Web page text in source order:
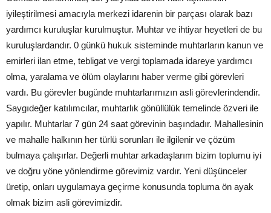
iyileştirilmesi amacıyla merkezi idarenin bir parçası olarak bazı
yardımcı kuruluşlar kurulmuştur. Muhtar ve ihtiyar heyetleri de bu
kuruluşlardandır. 0 günkü hukuk sisteminde muhtarların kanun ve
emirleri ilan etme, tebligat ve vergi toplamada idareye yardımcı
olma, yaralama ve ölüm olaylarını haber verme gibi görevleri
vardı. Bu görevler bugünde muhtarlarımızın asli görevlerindendir.
Saygıdeğer katılımcılar, muhtarlık gönüllülük temelinde özveri ile
yapılır. Muhtarlar 7 gün 24 saat görevinin başındadır. Mahallesinin
ve mahalle halkının her türlü sorunları ile ilgilenir ve çözüm
bulmaya çalışırlar. Değerli muhtar arkadaşlarım bizim toplumu iyi
ve doğru yöne yönlendirme görevimiz vardır. Yeni düşünceler
üretip, onları uygulamaya geçirme konusunda topluma ön ayak
olmak bizim asli görevimizdir.